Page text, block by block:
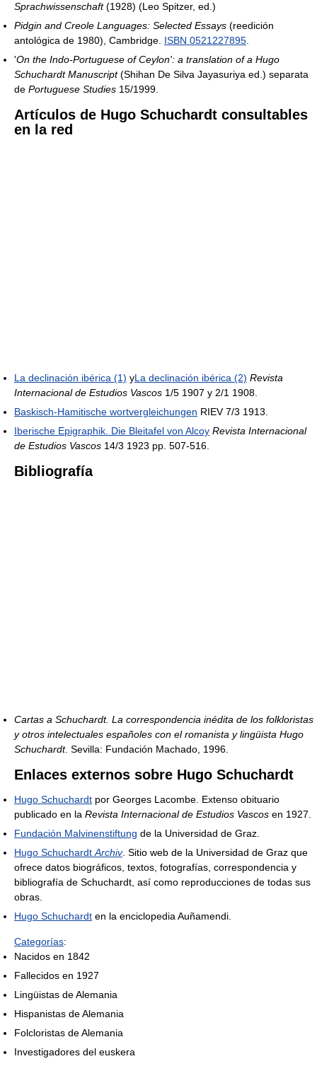
Sprachwissenschaft(1928) (Leo Spitzer, ed.)
Pidgin and Creole Languages: Selected Essays (reedición
antológica de 1980), Cambridge. ISBN 0521227895
'On the Indo-Portuguese of Ceylon': a translation of a Hugo
Schuchardt Manuscript(Shihan De Silva Jayasuriya ed.) separata
de Portuguese Studies 15/1999.
Artículos de Hugo Schuchardt consultables
en la red
La declinación ibérica (1) yLa declinación ibérica (2) Revista
Internacional de Estudios Vascos 1/5 1907 y 2/1 1908.
Baskisch-Hamitische wortvergleichungen RIEV 7/3 1913.
Iberische Epigraphik. Die Bleitafel von Alcoy Revista Internacional
de Estudios Vascos 14/3 1923 pp. 507-516.
Bibliografía
Cartas a Schuchardt. La correspondencia inédita de los folkloristas
y otros intelectuales españoles con el romanista y lingüista Hugo
Schuchardt. Sevilla: Fundación Machado, 1996.
Enlaces externos sobre Hugo Schuchardt
Hugo Schuchardt por Georges Lacombe. Extenso obituario
publicado en la Revista Internacional de Estudios Vascos en 1927.
Fundación Malvinenstiftung de la Universidad de Graz.
Hugo Schuchardt Archiv. Sitio web de la Universidad de Graz que
ofrece datos biográficos, textos, fotografías, correspondencia y
bibliografía de Schuchardt, así como reproducciones de todas sus
obras.
Hugo Schuchardt en la enciclopedia Auñamendi.
Categorías:
Nacidos en 1842
Fallecidos en 1927
Lingüistas de Alemania
Hispanistas de Alemania
Folcloristas de Alemania
Investigadores del euskera